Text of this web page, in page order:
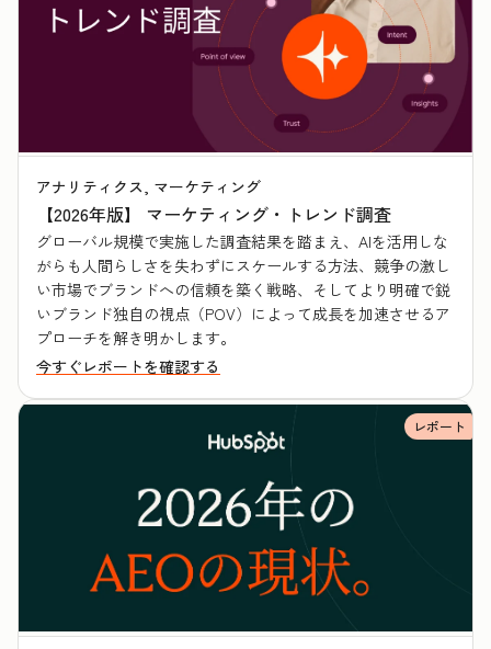
アナリティクス, マーケティング
【2026年版】 マーケティング・トレンド調査
グローバル規模で実施した調査結果を踏まえ、AIを活用しな
がらも人間らしさを失わずにスケールする方法、競争の激し
い市場でブランドへの信頼を築く戦略、そしてより明確で鋭
いブランド独自の視点（POV）によって成長を加速させるア
プローチを解き明かします。
今すぐレポートを確認する
レポート